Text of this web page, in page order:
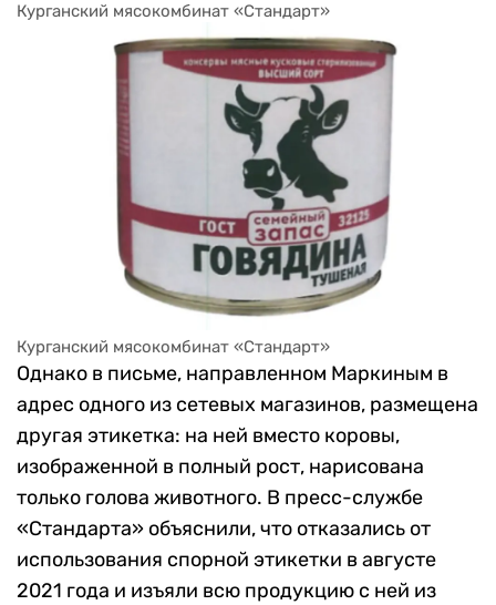
Курганский мясокомбинат «Стандарт»
Курганский мясокомбинат «Стандарт»
Однако в письме, направленном Маркиным в
адрес одного из сетевых магазинов, размещена
другая этикетка: на ней вместо коровы,
изображенной в полный рост, нарисована
только голова животного. В пресс-службе
«Стандарта» объяснили, что отказались от
использования спорной этикетки в августе
2021 года и изъяли всю продукцию с ней из